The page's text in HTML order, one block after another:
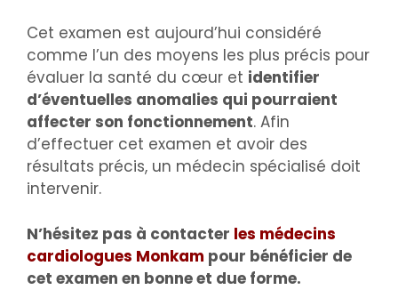
Cet examen est aujourd’hui considéré
comme l’un des moyens les plus précis pour
évaluer la santé du cœur et identifier
d’éventuelles anomalies qui pourraient
affecter son fonctionnement. Afin
d’effectuer cet examen et avoir des
résultats précis, un médecin spécialisé doit
intervenir.
N’hésitez pas à contacter les médecins
cardiologues Monkam pour bénéficier de
cet examen en bonne et due forme.